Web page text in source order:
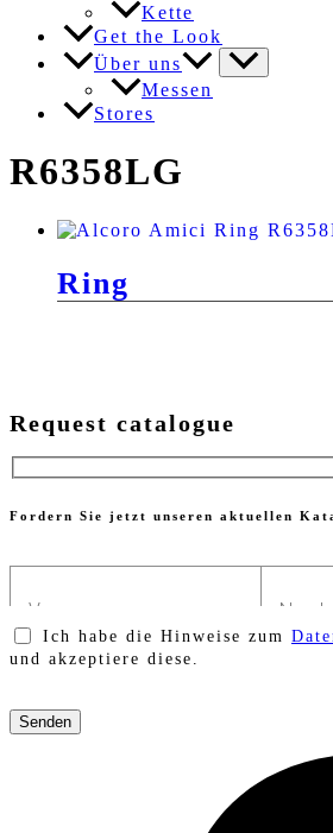
Kette
Get the Look
Über uns
Messen
Stores
R6358LG
Ring
Request catalogue
Fordern Sie jetzt unseren aktuellen
Ich habe die Hinweise zum
und akzeptiere diese.
lasse